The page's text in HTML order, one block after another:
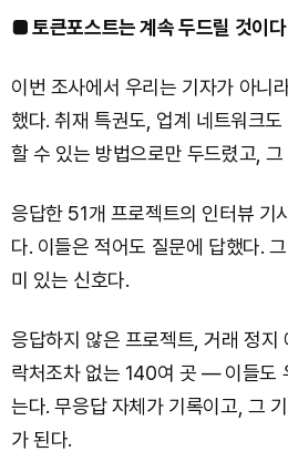
■ 토큰포스트는 계속 두드릴 것이다
이번 조사에서 우리는 기자가 아니
했다. 취재 특권도, 업계 네트워크
할 수 있는 방법으로만 두드렸고,
응답한 51개 프로젝트의 인터뷰 기
다. 이들은 적어도 질문에 답했다.
미 있는 신호다.
응답하지 않은 프로젝트, 거래 정지
락처조차 없는 140여 곳 — 이들도
는다. 무응답 자체가 기록이고, 그
가 된다.